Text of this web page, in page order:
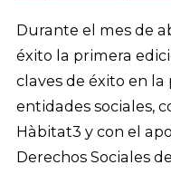
Durante el mes de
éxito la primera
claves de éxito en
entidades sociales,
Hàbitat3 y con el
Derechos Sociales